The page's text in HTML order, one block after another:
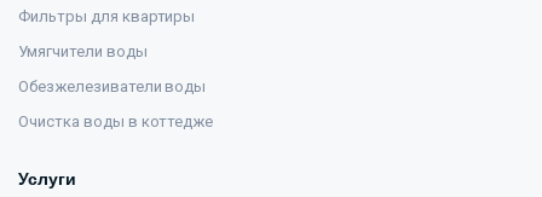
Фильтры для квартиры
Умягчители воды
Обезжелезиватели воды
Очистка воды в коттедже
Услуги